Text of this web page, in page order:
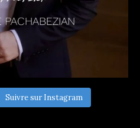
Suivre sur Instagram